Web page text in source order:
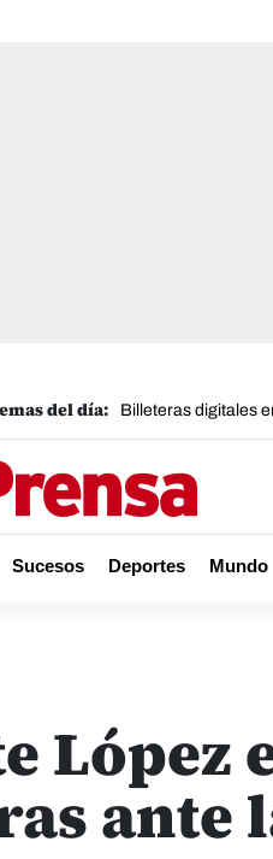
Billeteras digitales
Sucesos Deportes Mundo
López
ante